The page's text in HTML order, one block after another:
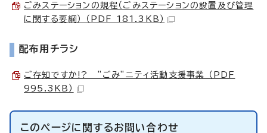
ごみステーションの規程（ごみステーションの設置及び管理
に関する要綱） （PDF 181.3KB）
配布用チラシ
ご存知ですか!? ”ごみ”ニティ活動支援事業 （PDF
995.3KB）
このページに関するお問い合わせ